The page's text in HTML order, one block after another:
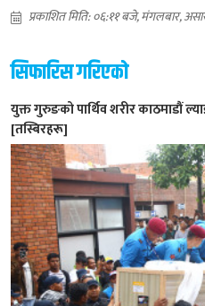
प्रकाशित मिति: ०६:११ बजे, मंगलबार,
सिफारिस गरिएको
युक्त गुरुङको पार्थिव शरीर काठमाडौं
[तस्बिरहरू]